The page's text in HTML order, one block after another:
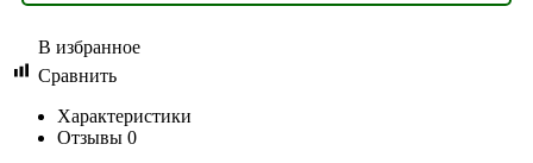
В избранное
Сравнить
Характеристики
Отзывы 0